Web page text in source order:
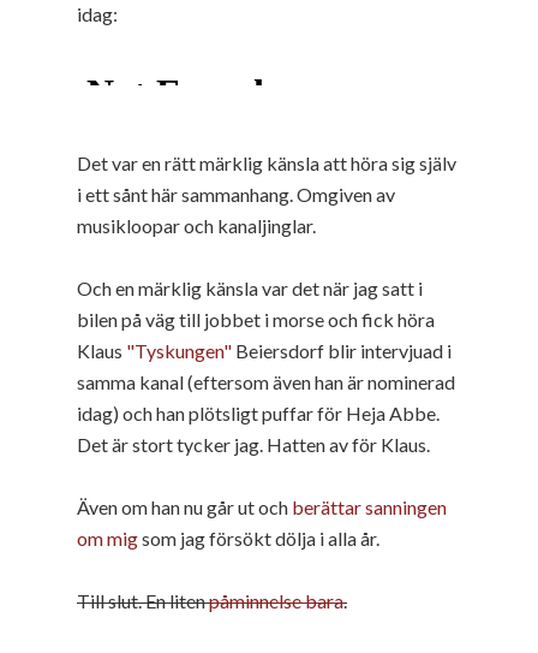
idag:
Det var en rätt märklig känsla att höra sig själv
i ett sånt här sammanhang. Omgiven av
musikloopar och kanaljinglar.
Och en märklig känsla var det när jag satt i
bilen på väg till jobbet i morse och fick höra
Klaus "Tyskungen" Beiersdorf blir intervjuad i
samma kanal (eftersom även han är nominerad
idag) och han plötsligt puffar för Heja Abbe.
Det är stort tycker jag. Hatten av för Klaus.
Även om han nu går ut och berättar sanningen
om migsom jag försökt dölja i alla år.
Till slut. En litenpåminnelse bara.